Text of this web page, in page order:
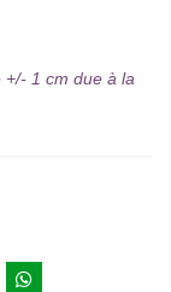
1 cm due à la